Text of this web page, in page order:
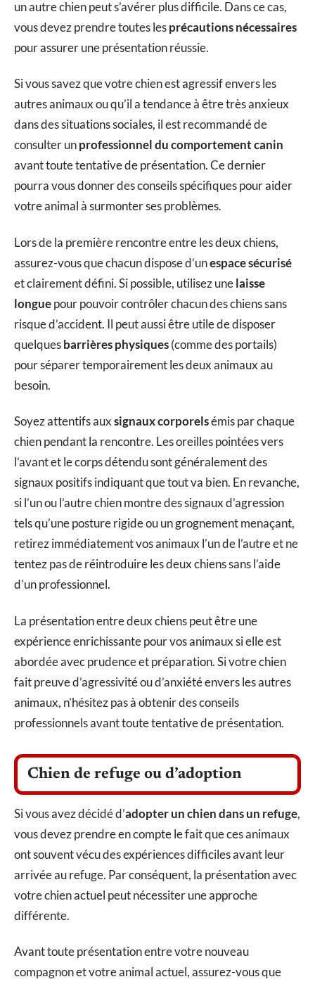
un autre chien peut s’avérer plus difficile. Dans ce cas,
vous devez prendre toutes lesprécautions nécessaires
pour assurer une présentation réussie.
Si vous savez que votre chien est agressif envers les
autres animaux ou qu’il a tendance à être très anxieux
dans des situations sociales, il est recommandé de
consulter unprofessionnel du comportement canin
avant toute tentative de présentation. Ce dernier
pourra vous donner des conseils spécifiques pour aider
votre animal à surmonter ses problèmes.
Lors de la première rencontre entre les deux chiens,
assurez-vous que chacun dispose d’unespace sécurisé
et clairement défini. Si possible, utilisez unelaisse
longuepour pouvoir contrôler chacun des chiens sans
risque d’accident. Il peut aussi être utile de disposer
quelquesbarrières physiques(comme des portails)
pour séparer temporairement les deux animaux au
besoin.
Soyez attentifs auxsignaux corporelsémis par chaque
chien pendant la rencontre. Les oreilles pointées vers
l’avant et le corps détendu sont généralement des
signaux positifs indiquant que tout va bien. En revanche,
si l’un ou l’autre chien montre des signaux d’agression
tels qu’une posture rigide ou un grognement menaçant,
retirez immédiatement vos animaux l’un de l’autre et ne
tentez pas de réintroduire les deux chiens sans l’aide
d’un professionnel.
La présentation entre deux chiens peut être une
expérience enrichissante pour vos animaux si elle est
abordée avec prudence et préparation. Si votre chien
fait preuve d’agressivité ou d’anxiété envers les autres
animaux, n’hésitez pas à obtenir des conseils
professionnels avant toute tentative de présentation.
Chien de refuge ou d’adoption
Si vous avez décidé d’adopter un chien dans un refuge,
vous devez prendre en compte le fait que ces animaux
ont souvent vécu des expériences difficiles avant leur
arrivée au refuge. Par conséquent, la présentation avec
votre chien actuel peut nécessiter une approche
différente.
Avant toute présentation entre votre nouveau
compagnon et votre animal actuel, assurez-vous que